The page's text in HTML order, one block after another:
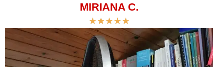
MIRIANA C.
★★★★★